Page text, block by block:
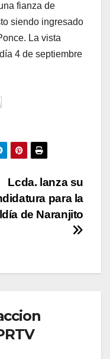
fianza de
siendo ingresado
La vista
4 de septiembre
Lcda. lanza su
para la
de Naranjito